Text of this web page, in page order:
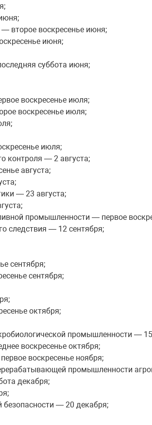
второе воскресенье июня;
июня;
суббота июня;
воскресенье июля;
воскресенье июля;
июля;
контроля — 2 августа;
августа;
— 23 августа;
промышленности — первое
следствия — 12 сентября;
сентября;
сентября;
октября;
промышленности —
воскресенье октября;
воскресенье ноября;
промышленности
декабря;
безопасности — 20 декабря;